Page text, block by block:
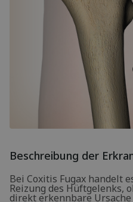
Beschreibung der
Bei Coxitis Fugax handelt
Reizung des Hüftgelenks,
direkt erkennbare